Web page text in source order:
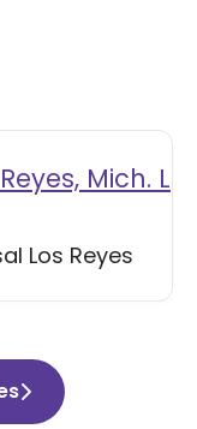
Mich. L
Los Reyes